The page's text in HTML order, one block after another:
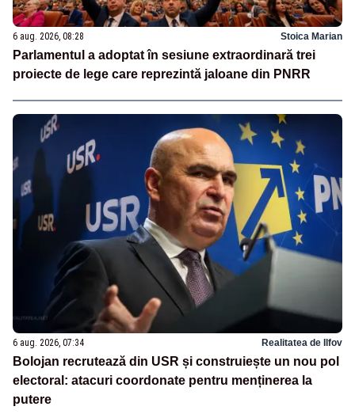
6 aug. 2026, 08:28 Stoica Marian
Parlamentul a adoptat în sesiune extraordinară trei
proiecte de lege care reprezintă jaloane din PNRR
6 aug. 2026, 07:34 Realitatea de Ilfov
Bolojan recrutează din USR și construiește un nou pol
electoral: atacuri coordonate pentru menținerea la
putere